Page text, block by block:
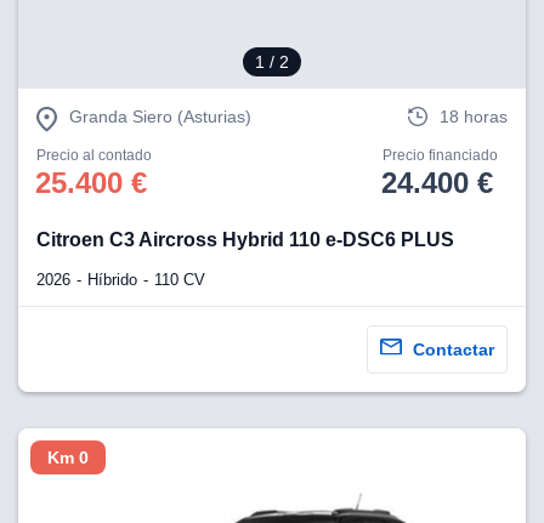
1 / 2
Granda Siero (Asturias) 18 horas
Precio al contado
25.400 €
Precio financiado
24.400 €
Citroen C3 Aircross Hybrid 110 e-DSC6 PLUS
2026 Híbrido 110 CV
Contactar
Km 0